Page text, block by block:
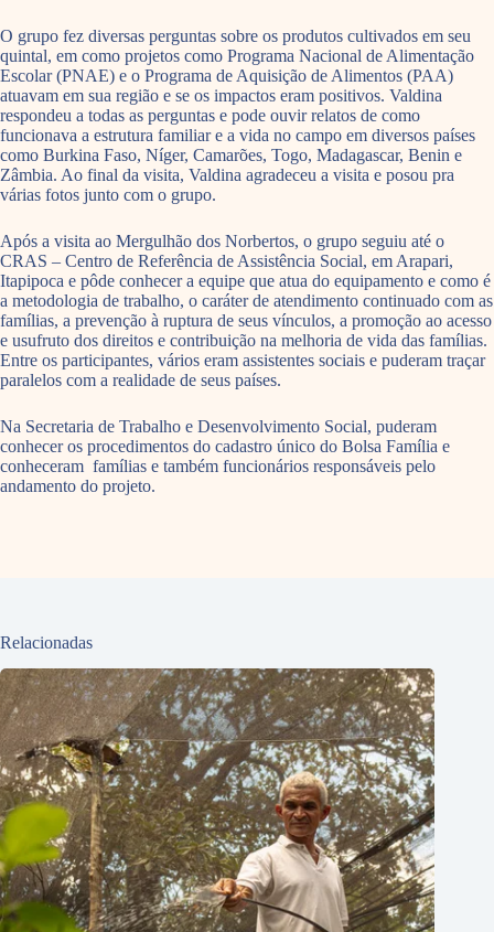
O grupo fez diversas perguntas sobre os produtos cultivados em seu
quintal, em como projetos como Programa Nacional de Alimentação
Escolar (PNAE) e o Programa de Aquisição de Alimentos (PAA)
atuavam em sua região e se os impactos eram positivos. Valdina
respondeu a todas as perguntas e pode ouvir relatos de como
funcionava a estrutura familiar e a vida no campo em diversos países
como Burkina Faso, Níger, Camarões, Togo, Madagascar, Benin e
Zâmbia. Ao final da visita, Valdina agradeceu a visita e posou pra
várias fotos junto com o grupo.
Após a visita ao Mergulhão dos Norbertos, o grupo seguiu até o
CRAS – Centro de Referência de Assistência Social, em Arapari,
Itapipoca e pôde conhecer a equipe que atua do equipamento e como é
a metodologia de trabalho, o caráter de atendimento continuado com as
famílias, a prevenção à ruptura de seus vínculos, a promoção ao acesso
e usufruto dos direitos e contribuição na melhoria de vida das famílias.
Entre os participantes, vários eram assistentes sociais e puderam traçar
paralelos com a realidade de seus países.
Na Secretaria de Trabalho e Desenvolvimento Social, puderam
conhecer os procedimentos do cadastro único do Bolsa Família e
conheceram famílias e também funcionários responsáveis pelo
andamento do projeto.
Relacionadas